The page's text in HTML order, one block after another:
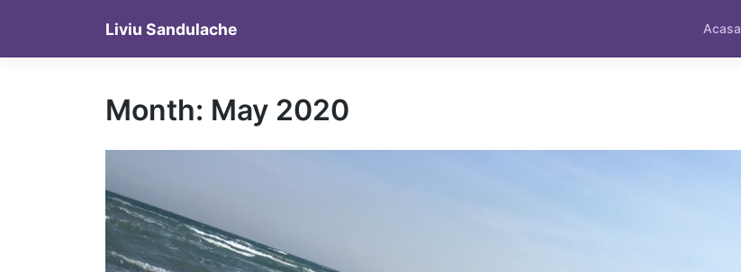
content
Liviu Sandulache Acasa
Month: May 2020